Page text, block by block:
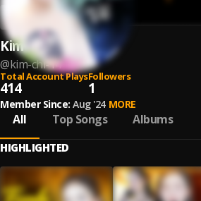
Kim Chi
@kim-chi-14
Total Account Plays
414
Followers
1
Member Since: Aug '24 MORE
All Top Songs Albums
HIGHLIGHTED